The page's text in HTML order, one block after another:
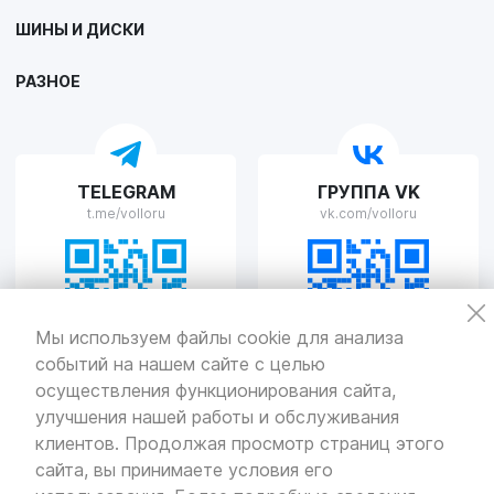
Мы используем файлы cookie для анализа
событий на нашем сайте с целью
осуществления функционирования сайта,
улучшения нашей работы и обслуживания
клиентов. Продолжая просмотр страниц этого
сайта, вы принимаете условия его
г. Липецк, улица Осипенко, д.8
VOLLO Рязань
г. Рязань, улица Островского, д.109/2
Пн-Пт с 9:00 до 20:00, Сб-Вс выходной
VOLLO Тверь
г. Тверь, проспект Николая Корыткова, 17А
Пн-Пт с 9:00 до 19:00 Сб-Вс с 10:00 до 19:00
ШИНЫ И ДИСКИ
РАЗНОЕ
TELEGRAM
t.me/volloru
ГРУППА VK
vk.com/volloru
Политикаконфиденциальности
Разработкаи продвижение — «SeoOlimp»